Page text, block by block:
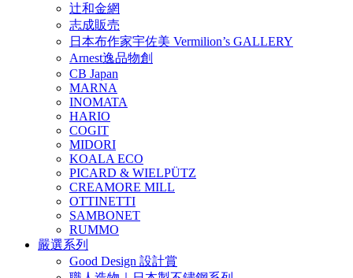
辻和金網
志成販売
日本布作家宇佐美 Vermilion’s GALLERY
Arnest逸品物創
CB Japan
MARNA
INOMATA
HARIO
COGIT
MIDORI
KOALA ECO
PICARD & WIELPÜTZ
CREAMORE MILL
OTTINETTI
SAMBONET
RUMMO
嚴選系列
Good Design 設計賞